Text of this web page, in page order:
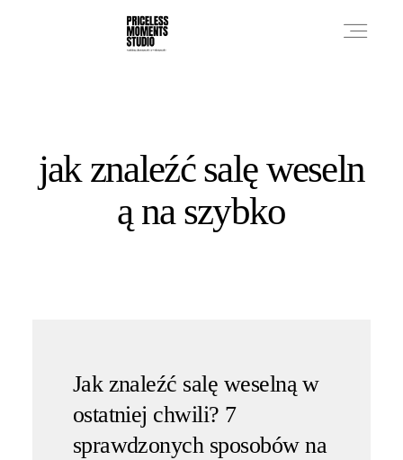
jak znaleźć salę weseln
ą na szybko
Jak znaleźć salę weselną w
ostatniej chwili? 7
sprawdzonych sposobów na
PHOTO WORKS